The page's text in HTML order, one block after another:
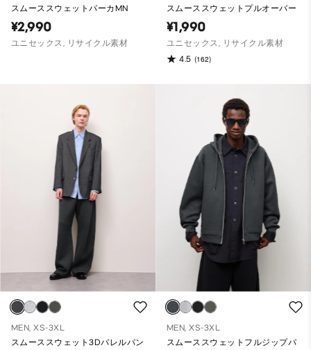
スムーススウェットパーカMN
¥2,990
ユニセックス, リサイクル素材
スムーススウェットプルオーバー
¥1,990
ユニセックス, リサイクル素材
4.5 (162)
MEN, XS-3XL
スムーススウェット3Dバレルパン
MEN, XS-3XL
スムーススウェットフルジップパ